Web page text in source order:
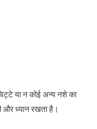
या न कोई अन्य नशे का
और ध्यान रखता है।